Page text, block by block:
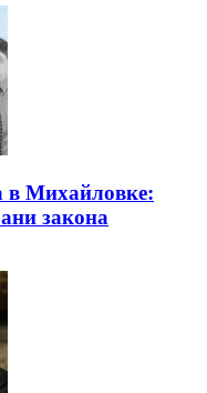
Михайловке:
закона